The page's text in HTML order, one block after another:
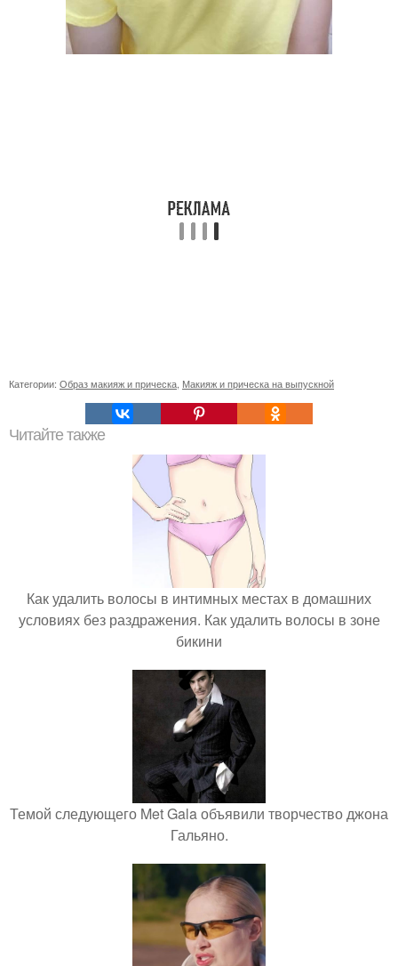
Категории: Образ макияж и прическа Макияж и прическа на выпускной
Читайте также
Как удалить волосы в интимных местах в домашних
условиях без раздражения. Как удалить волосы в зоне
бикини
Темой следующего Met Gala объявили творчество джона
Гальяно.